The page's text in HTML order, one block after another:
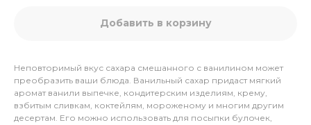
Добавить в корзину
Неповторимый вкус сахара смешанного с ванилином может
преобразить ваши блюда. Ванильный сахар придаст мягкий
аромат ванили выпечке, кондитерским изделиям, крему,
взбитым сливкам, коктейлям, мороженому и многим другим
десертам. Его можно использовать для посыпки булочек,